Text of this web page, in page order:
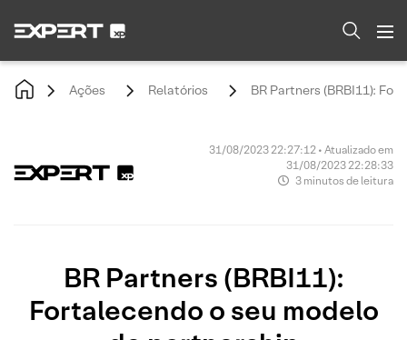
Ações Relatórios BR Partners (BRBI11):
31/08/2023 22:27:12 • Atualizado em
31/08/2023 22:28:33
3 minutos de leitura
BR Partners (BRBI11):
Fortalecendo o seu modelo